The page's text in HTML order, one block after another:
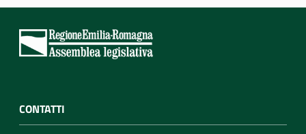
CONTATTI